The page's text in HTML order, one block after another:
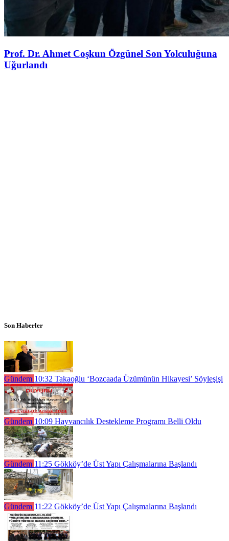
Prof. Dr. Ahmet Coşkun Özgünel Son Yolculuğuna
Uğurlandı
Son Haberler
Gündem 10:32 Takaoğlu ‘Bozcaada Üzümünün Hikayesi’ Söyleşişi
Gündem 10:09 Hayvancılık Destekleme Programı Belli Oldu
Gündem 11:25 Gökköy’de Üst Yapı Çalışmalarına Başlandı
Gündem 11:22 Gökköy’de Üst Yapı Çalışmalarına Başlandı